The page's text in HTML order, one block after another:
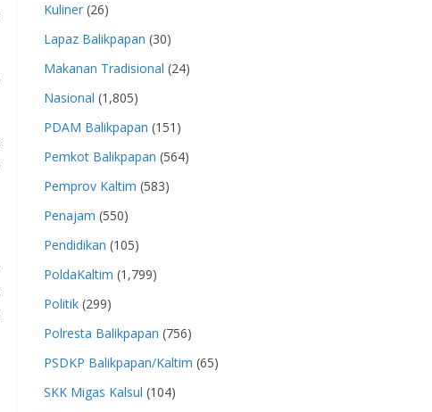
Kuliner (26)
Lapaz Balikpapan (30)
Makanan Tradisional (24)
Nasional (1,805)
PDAM Balikpapan (151)
Pemkot Balikpapan (564)
Pemprov Kaltim (583)
Penajam (550)
Pendidikan (105)
PoldaKaltim (1,799)
Politik (299)
Polresta Balikpapan (756)
PSDKP Balikpapan/Kaltim (65)
SKK Migas Kalsul (104)